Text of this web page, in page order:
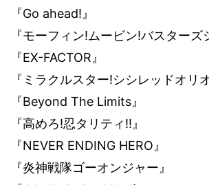
『Go ahead!』
『モーフィン!ムービン!バスターズ
『EX-FACTOR』
『ミラクルスター!シシレッドオリ
『Beyond The Limits』
『高めろ!忍タリティ !!』
『NEVER ENDING HERO』
『炎神戦隊ゴーオンジャー』